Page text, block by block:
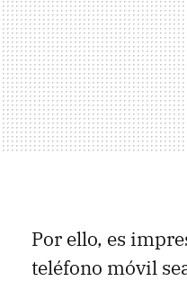
Por ello, es
teléfono móvil